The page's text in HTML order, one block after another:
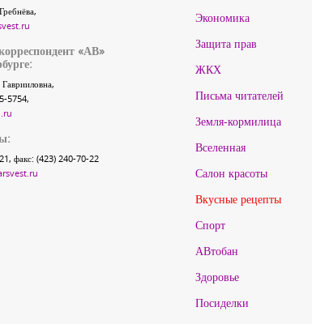
«АВ»
5754,
факс: (423) 240-70-22
Экономика
Защита прав
ЖКХ
Письма читателей
Земля-кормилица
Вселенная
Салон красоты
Вкусные рецепты
Спорт
АВтобан
Здоровье
Посиделки